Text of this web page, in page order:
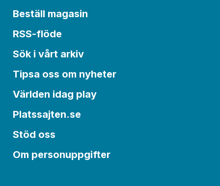
Beställ magasin
RSS-flöde
Sök i vårt arkiv
Tipsa oss om nyheter
Världen idag play
Platssajten.se
Stöd oss
Om personuppgifter